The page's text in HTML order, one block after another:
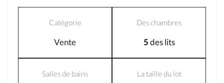
Catégorie
Vente
Des chambres
5des lits
Salles de bains La taille du lot